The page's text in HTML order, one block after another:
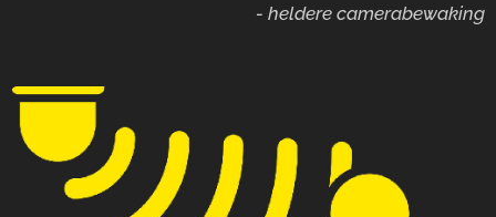
- heldere camerabewaking